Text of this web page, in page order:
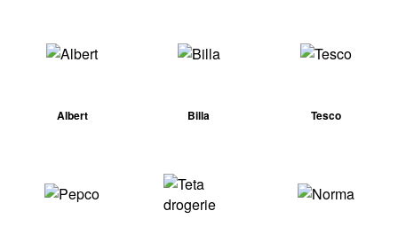
Albert Billa Tesco